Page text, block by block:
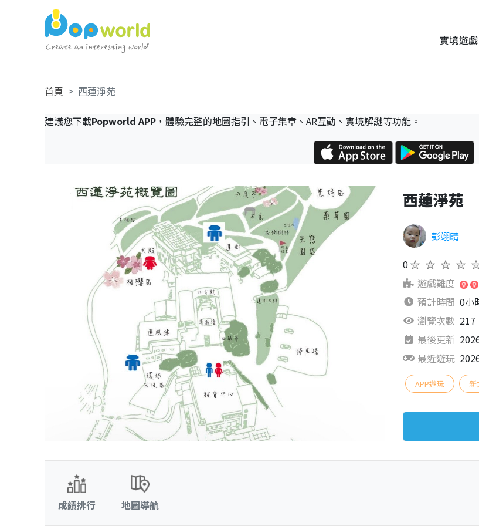
實境遊戲
首頁 西蓮淨苑
建議您下載Popworld APP，體驗完整的地圖指引、電子集章、AR互動、實境解謎等功能。
西蓮淨苑
彭翊晴
0
遊戲難度
預計時間 0小
瀏覽次數 217
最後更新
最近遊玩
APP遊玩 新
成績排行 地圖導航